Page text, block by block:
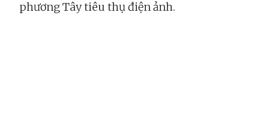
phương Tây tiêu thụ điện ảnh.